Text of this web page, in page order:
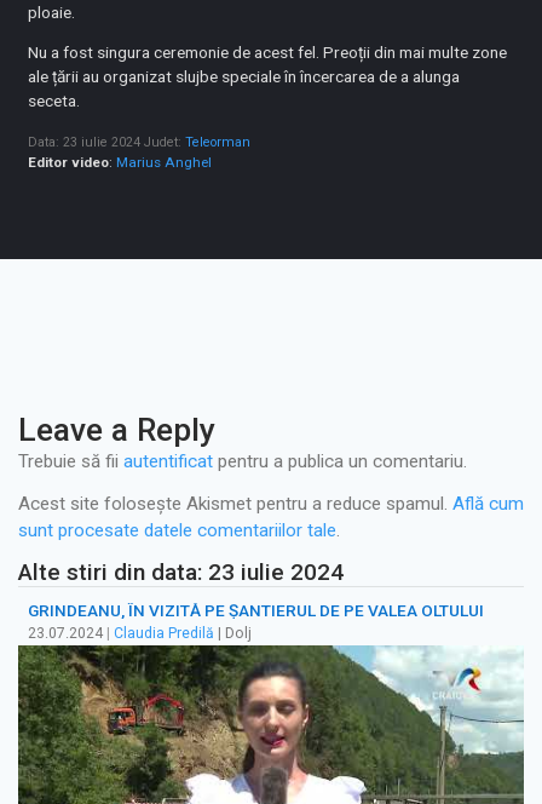
ploaie.
Nu a fost singura ceremonie de acest fel. Preoții din mai multe zone
ale țării au organizat slujbe speciale în încercarea de a alunga
seceta.
Data: 23 iulie 2024 Judet:Teleorman
Editor video: Marius Anghel
Leave a Reply
Trebuie să fii autentificat pentru a publica un comentariu.
Acest site folosește Akismet pentru a reduce spamul. Află cum
sunt procesate datele comentariilor tale.
Alte stiri din data: 23 iulie 2024
GRINDEANU, ÎN VIZITĂ PE ȘANTIERUL DE PE VALEA OLTULUI
23.07.2024 Claudia Predilă | Dolj